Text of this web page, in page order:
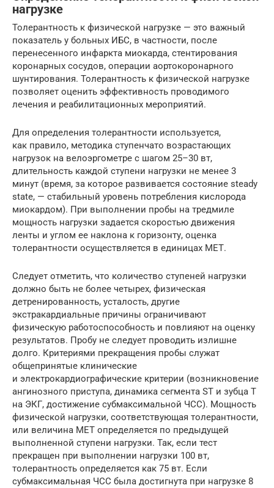
нагрузке
Толерантность к физической нагрузке — это важный
показатель у больных ИБС, в частности, после
перенесенного инфаркта миокарда, стентирования
коронарных сосудов, операции аортокоронарного
шунтирования. Толерантность к физической нагрузке
позволяет оценить эффективность проводимого
лечения и реабилитационных ­мероприятий.
Для определения толерантности используется,
как правило, методика ступенчато возрастающих
нагрузок на велоэргометре с шагом 25–30 вт,
длительность каждой ступени нагрузки не менее 3
минут (время, за которое развивается состояние steady
state, — стабильный уровень потребления кислорода
миокардом). При выполнении пробы на тредмиле
мощность нагрузки задается скоростью движения
ленты и углом ее наклона к горизонту, оценка
толерантности осуществляется в единицах ­МЕТ.
Следует отметить, что количество ступеней нагрузки
должно быть не более четырех, физическая
детренированность, усталость, другие
экстракардиальные причины ограничивают
физическую работоспособность и повлияют на оценку
результатов. Пробу не следует проводить излишне
долго. Критериями прекращения пробы служат
общепринятые клинические
и электрокардиографические критерии (возникновение
ангинозного приступа, динамика сегмента ST и зубца Т
на ЭКГ, достижение субмаксимальной ЧСС). Мощность
физической нагрузки, соответствующая толерантности,
или величина МЕТ определяется по предыдущей
выполненной ступени нагрузки. Так, если тест
прекращен при выполнении нагрузки 100 вт,
толерантность определяется как 75 вт. Если
субмаксимальная ЧСС была достигнута при нагрузке 8